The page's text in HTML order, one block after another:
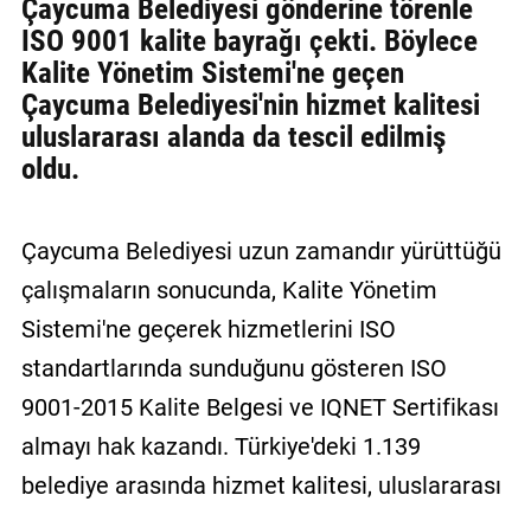
İletişim
Gizlilik
Sözleşmesi
Kullanıcı
Çaycuma Belediyesi gönderine törenle
ISO 9001 kalite bayrağı çekti. Böylece
Kalite Yönetim Sistemi'ne geçen
Çaycuma Belediyesi'nin hizmet kalitesi
uluslararası alanda da tescil edilmiş
oldu.
Çaycuma Belediyesi uzun zamandır yürüttüğü
çalışmaların sonucunda, Kalite Yönetim
Sistemi'ne geçerek hizmetlerini ISO
standartlarında sunduğunu gösteren ISO
9001-2015 Kalite Belgesi ve IQNET Sertifikası
almayı hak kazandı. Türkiye'deki 1.139
belediye arasında hizmet kalitesi, uluslararası